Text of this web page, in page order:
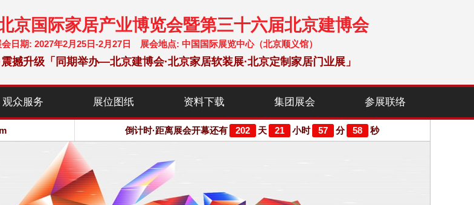
京国际家居产业博览会暨第三十六届北京建博会
会日期: 2027年2月25日-2月27日 展会地点: 中国国际展览中心（北京顺义馆）
震撼升级「同期举办—北京建博会·北京家居软装展·北京定制家居门业展」
观众服务 展位图纸 资料下载 集团展会 参展联络
倒计时·距离展会开幕还有 202 天 21 小时 57 分 58 秒